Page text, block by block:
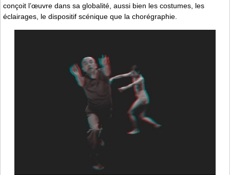
conçoit l’œuvre dans sa globalité, aussi bien les costumes, les
éclairages, le dispositif scénique que la chorégraphie.